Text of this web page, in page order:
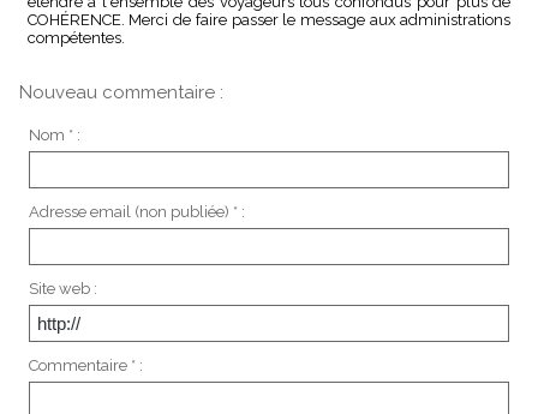
COHÉRENCE. Merci de faire passer le message aux administrations
compétentes.
Nouveau commentaire :
Nom * :
Adresse email (non publiée) * :
Site web :
Commentaire * :